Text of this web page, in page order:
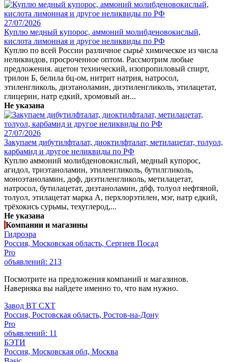
27/07/2026
Куплю медный купорос, аммоний молибденовокислый,
кислота лимонная и другое неликвиды по РФ
Куплю по всей России различное сырьё химическое из числа
неликвидов, просроченное оптом. Рассмотрим любые
предложения. ацетон технический, изопропиловый спирт,
трилон Б, белила бц-ом, нитрит натрия, натросол,
этиленгликоль, диэтаноламин, диэтиленгликоль, этилацетат,
глицерин, натр едкий, хромовый ан...
Не указана
27/07/2026
Закупаем дибутилфталат, диоктилфталат, метилацетат, толуол,
карбамид и другое неликвиды по РФ
Куплю аммоний молибденовокислый, медный купорос,
агидол, триэтаноламин, этиленгликоль, бутилгликоль,
моноэтаноламин, доф, диэтиленгликоль, метилацетат,
натросол, бутилацетат, диэтаноламин, дбф, толуол нефтяной,
толуол, этилацетат марка А, перхлорэтилен, мэг, натр едкий,
трёхокись сурьмы, техуглерод,...
Не указана
Компании и магазины
Гидроэра
Россия, Московская область, Сергиев Посад
Pro
объявлений: 213
Посмотрите на предложения компаний и магазинов.
Наверняка вы найдете именно то, что вам нужно.
Завод ВТ СХТ
Россия, Ростовская область, Ростов-на-Дону
Pro
объявлений: 11
БЭТИ
Россия, Московская обл, Москва